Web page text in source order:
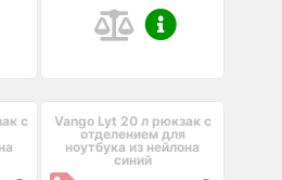
с
Vango Lyt 20 л рюкзак с
отделением для
ноутбука из нейлона
синий